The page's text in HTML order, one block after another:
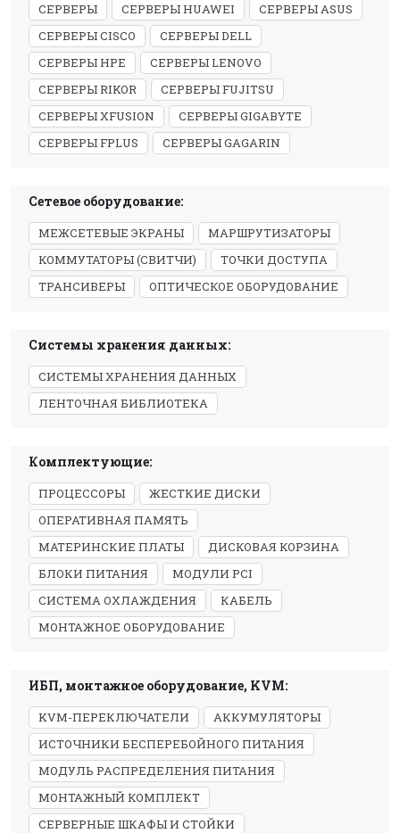
СЕРВЕРЫ СЕРВЕРЫ HUAWEI
СЕРВЕРЫ ASUS
СЕРВЕРЫ CISCO
СЕРВЕРЫ DELL
СЕРВЕРЫ HPE
СЕРВЕРЫ LENOVO
СЕРВЕРЫ RIKOR
СЕРВЕРЫ FUJITSU
СЕРВЕРЫ XFUSION
СЕРВЕРЫ GIGABYTE
СЕРВЕРЫ FPLUS
СЕРВЕРЫ GAGARIN
Сетевое оборудование:
МЕЖСЕТЕВЫЕ ЭКРАНЫ
МАРШРУТИЗАТОРЫ
КОММУТАТОРЫ (СВИТЧИ)
ТОЧКИ ДОСТУПА
ТРАНСИВЕРЫ
ОПТИЧЕСКОЕ ОБОРУДОВАНИЕ
Системы хранения данных:
СИСТЕМЫ ХРАНЕНИЯ ДАННЫХ
ЛЕНТОЧНАЯ БИБЛИОТЕКА
Комплектующие:
ПРОЦЕССОРЫ
ЖЕСТКИЕ ДИСКИ
ОПЕРАТИВНАЯ ПАМЯТЬ
МАТЕРИНСКИЕ ПЛАТЫ
ДИСКОВАЯ КОРЗИНА
БЛОКИ ПИТАНИЯ
МОДУЛИ PCI
СИСТЕМА ОХЛАЖДЕНИЯ
КАБЕЛЬ
МОНТАЖНОЕ ОБОРУДОВАНИЕ
ИБП, монтажное оборудование, KVM:
KVM-ПЕРЕКЛЮЧАТЕЛИ
АККУМУЛЯТОРЫ
ИСТОЧНИКИ БЕСПЕРЕБОЙНОГО ПИТАНИЯ
МОДУЛЬ РАСПРЕДЕЛЕНИЯ ПИТАНИЯ
МОНТАЖНЫЙ КОМПЛЕКТ
СЕРВЕРНЫЕ ШКАФЫ И СТОЙКИ